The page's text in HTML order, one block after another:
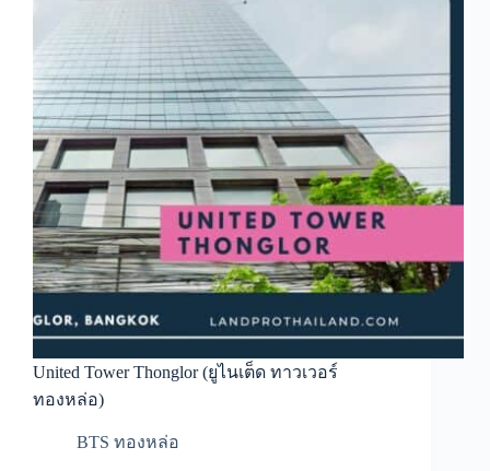
United Tower Thonglor (ยูไนเต็ด ทาวเวอร์
ทองหล่อ)
BTS ทองหล่อ